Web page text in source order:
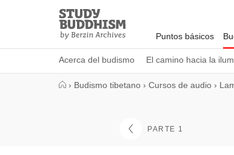
Study
Buddhism
Home
Puntos básicos
Acerca del budismo El camino hacia la
› Budismo tibetano › Cursos de audio ›
PARTE 1